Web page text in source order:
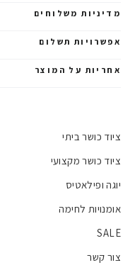
מדיניות משלוחים
אפשרויות תשלום
אחריות על המוצר
ציוד כושר ביתי
ציוד כושר מקצועי
יוגה ופילאטיס
אומנויות לחימה
SALE
צור קשר